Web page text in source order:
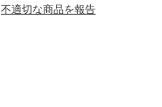
不適切な商品を報告